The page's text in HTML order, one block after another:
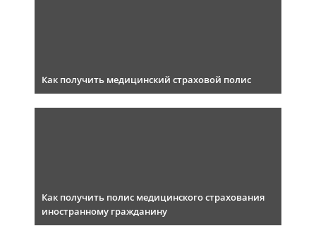
Как получить медицинский страховой полис
Как получить полис медицинского страхования
иностранному гражданину